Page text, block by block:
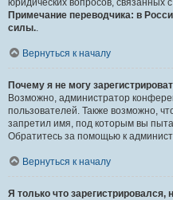
юридических вопросов, связанных
Примечание переводчика: в
силы..
Вернуться к началу
Почему я не могу
Возможно, администратор
пользователей. Также возможно,
запретил имя, под которым вы
Обратитесь за помощью к
Вернуться к началу
Я только что зарегистрировался,